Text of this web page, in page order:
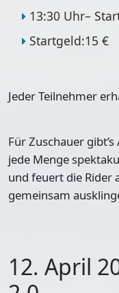
13:30 Uhr–
Startgeld:15 €
Jeder Teilnehmer
Für Zuschauer
jede Menge
und feuert die Rider
gemeinsam
12. April